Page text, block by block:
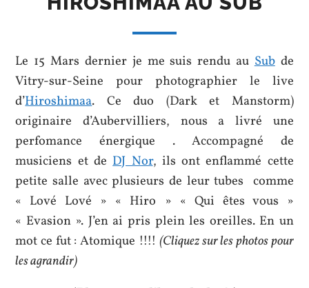
Le 15 Mars dernier je me suis rendu auSubde
Vitry-sur-Seine pour photographier le live
d’Hiroshimaa. Ce duo (Dark et Manstorm)
originaire d’Aubervilliers, nous a livré une
perfomance énergique . Accompagné de
musiciens et deDJ Nor, ils ont enflammé cette
petite salle avec plusieurs de leur tubes comme
« Lové Lové » « Hiro » « Qui êtes vous »
« Evasion ». J’en ai pris plein les oreilles. En un
mot ce fut : Atomique !!!!(Cliquez sur les photos pour
les agrandir)